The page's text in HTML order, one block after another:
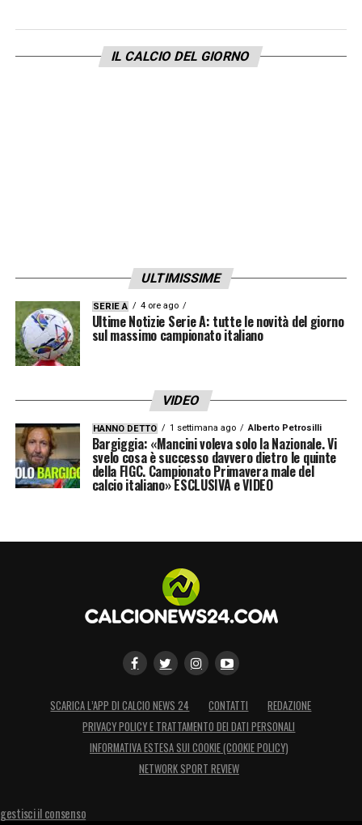
L’intervento, eseguito dal professor
LA PLAYLIST DELLE NOSTRE TOP NEWS
IL CALCIO DEL GIORNO
ULTIMISSIME
SERIE A 4 ore ago
Ultime Notizie Serie A: tutte le novità del giorno
sul massimo campionato italiano
VIDEO
HANNO DETTO 1 settimana ago Alberto Petrosilli
Bargiggia: «Mancini voleva solo la Nazionale. Vi
svelo cosa è successo davvero dietro le quinte
della FIGC. Campionato Primavera male del
calcio italiano» ESCLUSIVA e VIDEO
SCARICA L’APP DI CALCIO NEWS 24 CONTATTI
REDAZIONE
PRIVACY POLICY E TRATTAMENTO DEI DATI PERSONALI
INFORMATIVA ESTESA SUI COOKIE (COOKIE POLICY)
NETWORK SPORT REVIEW
gestisci il consenso